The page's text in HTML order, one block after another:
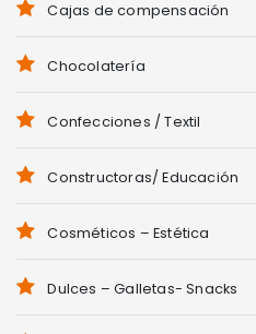
Cajas de compensación
Chocolatería
Confecciones / Textil
Constructoras/ Educación
Cosméticos – Estética
Dulces – Galletas- Snacks